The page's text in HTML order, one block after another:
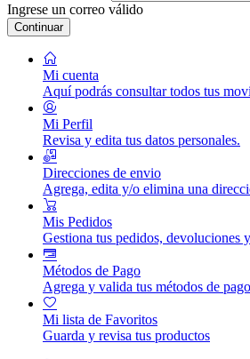
Ingrese un correo válido
Continuar
Mi cuenta
Aquí podrás consultar todos tus
Mi Perfil
Revisa y edita tus datos personales.
Direcciones de envio
Agrega, edita y/o elimina una
Mis Pedidos
Gestiona tus pedidos, devoluciones
Métodos de Pago
Agrega y valida tus métodos de
Mi lista de Favoritos
Guarda y revisa tus productos